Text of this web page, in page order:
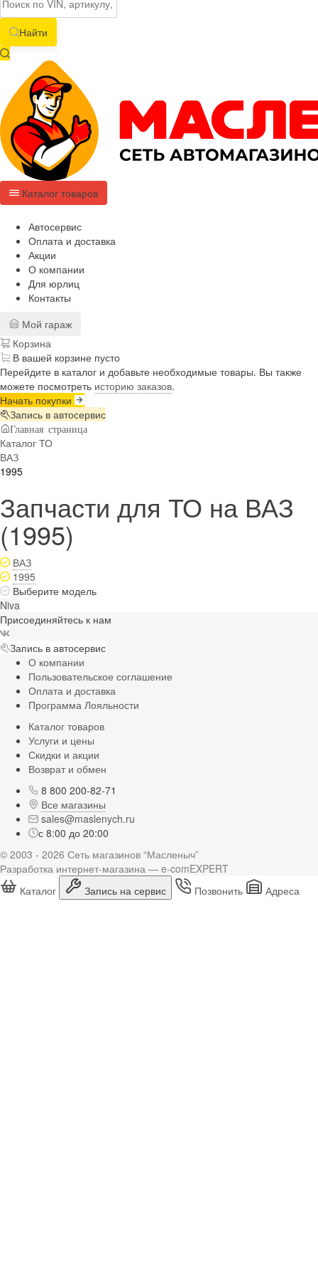
Найти
Каталог товаров
Автосервис
Оплата и доставка
Акции
О компании
Для юрлиц
Контакты
Мой гараж
Корзина
В вашей корзине пусто
Перейдите в каталог и добавьте необходимые товары. Вы также
можете посмотреть историю заказов.
Начать покупки
Запись в автосервис
Главная страница
Каталог ТО
ВАЗ
1995
Запчасти для ТО на ВАЗ
(1995)
ВАЗ
1995
Выберите модель
Niva
Присоединяйтесь к нам
Запись в автосервис
О компании
Пользовательское соглашение
Оплата и доставка
Программа Лояльности
Каталог товаров
Услуги и цены
Скидки и акции
Возврат и обмен
8 800 200-82-71
Все магазины
sales@maslenych.ru
с 8:00 до 20:00
© 2003 - 2026 Сеть магазинов “Масленыч”
Разработка интернет-магазина — e-comEXPERT
Каталог
Запись на сервис Позвонить Адреса